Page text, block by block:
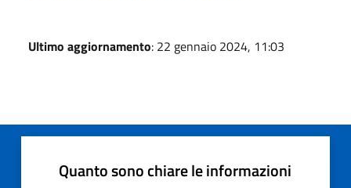
Ultimo aggiornamento: 22 gennaio 2024, 11:03
Quanto sono chiare le informazioni